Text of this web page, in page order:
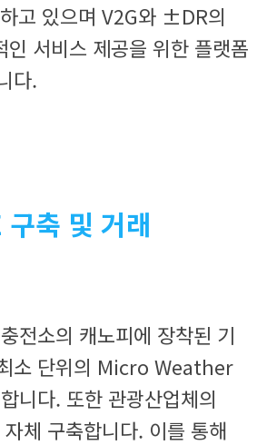
고 있으며 V2G와 ±DR의
인 서비스 제공을 위한 플랫폼
다.
축 및 거래
전소의 캐노피에 장착된 기
소 단위의 Micro Weather
니다. 또한 관광산업체의
체 구축합니다. 이를 통해